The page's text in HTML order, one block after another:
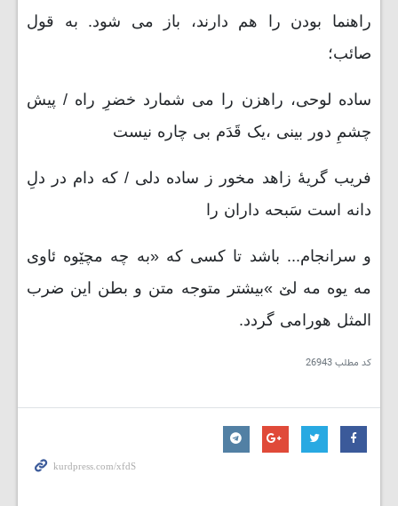
راهنما بودن را هم دارند، باز می شود. به قول
صائب؛
ساده لوحی، راهزن را می شمارد خضرِ راه / پیش
چشمِ دور بینی ،یک قَدَم بی چاره نیست
فریب گریۀ زاهد مخور ز ساده دلی / که دام در دلِ
دانه است سَبحه داران را
و سرانجام... باشد تا کسی که «به چه مچێوه ئاوی
مه یوه مه لێ »بیشتر متوجه متن و بطن این ضرب
المثل هورامی گردد.
کد مطلب26943